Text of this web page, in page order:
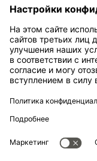
СЛУЖБА
Ответы на
Контакты
Kikkoman —